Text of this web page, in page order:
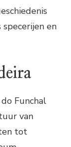
en
Funchal
van
tot